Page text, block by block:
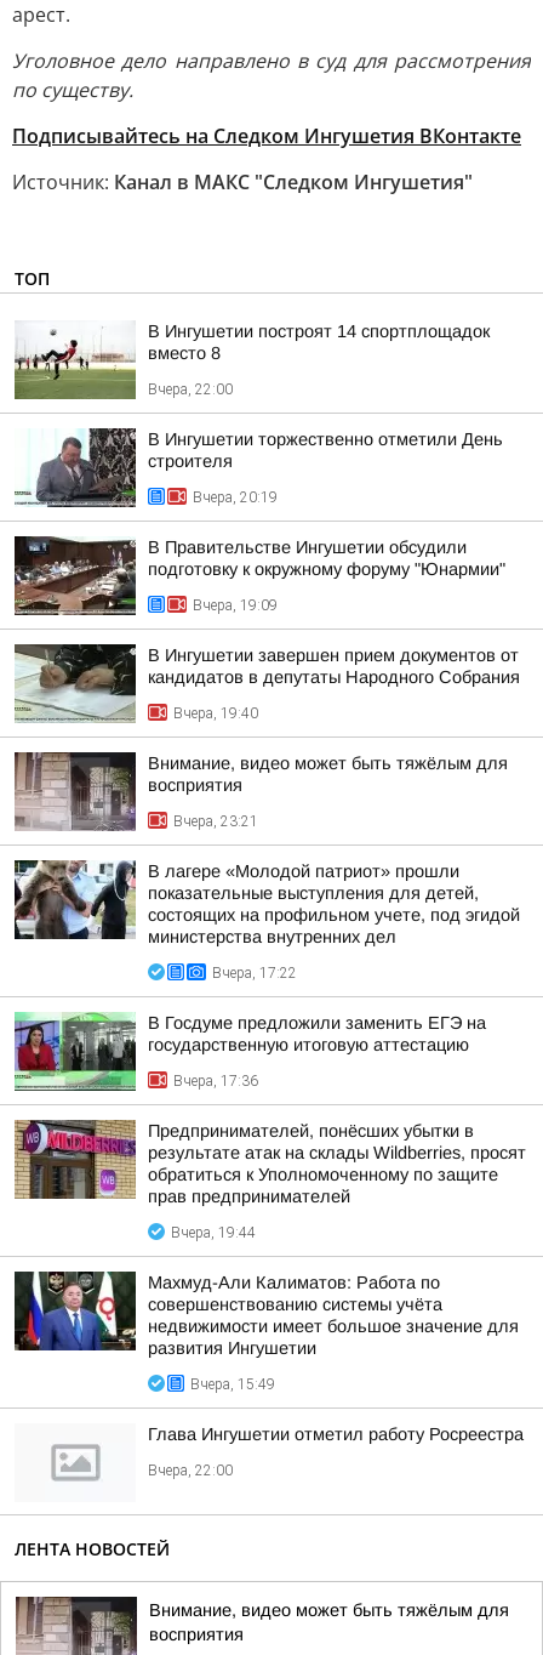
арест.
Уголовное дело направлено в суд для рассмотрения
по существу.
Подписывайтесь на Следком Ингушетия ВКонтакте
Источник: Канал в МАКС "Следком Ингушетия"
ТОП
В Ингушетии построят 14 спортплощадок
вместо 8
Вчера, 22:00
В Ингушетии торжественно отметили День
строителя
Вчера, 20:19
В Правительстве Ингушетии обсудили
подготовку к окружному форуму "Юнармии"
Вчера, 19:09
В Ингушетии завершен прием документов от
кандидатов в депутаты Народного Собрания
Вчера, 19:40
Внимание, видео может быть тяжёлым для
восприятия
Вчера, 23:21
В лагере «Молодой патриот» прошли
показательные выступления для детей,
состоящих на профильном учете, под эгидой
министерства внутренних дел
Вчера, 17:22
В Госдуме предложили заменить ЕГЭ на
государственную итоговую аттестацию
Вчера, 17:36
Предпринимателей, понёсших убытки в
результате атак на склады Wildberries, просят
обратиться к Уполномоченному по защите
прав предпринимателей
Вчера, 19:44
Махмуд-Али Калиматов: Работа по
совершенствованию системы учёта
недвижимости имеет большое значение для
развития Ингушетии
Вчера, 15:49
Глава Ингушетии отметил работу Росреестра
Вчера, 22:00
ЛЕНТА НОВОСТЕЙ
Внимание, видео может быть тяжёлым для
восприятия